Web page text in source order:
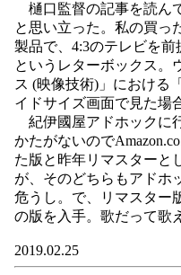
樋口監督の記事を読ん
と思い立った。私の買っ
製品で、4:3のテレビを
というレターボックス。
ス (映像技術)」における
イドサイズ画面で見た場
紀伊國屋アドホックに
かたがないので
た版と昨年リマスターと
が、そのどちらもアドホ
危うし。で、リマスター
の版を入手。歌だって歌
2019.02.25